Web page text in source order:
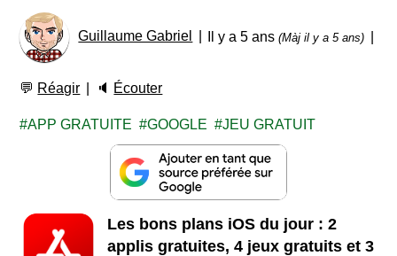
Guillaume Gabriel Il y a 5 ans(Màj il y a 5 ans)
💬 Réagir 🔈 Écouter
APP GRATUITE GOOGLE JEU GRATUIT
Les bons plans iOS du jour : 2
applis gratuites, 4 jeux gratuits et 3